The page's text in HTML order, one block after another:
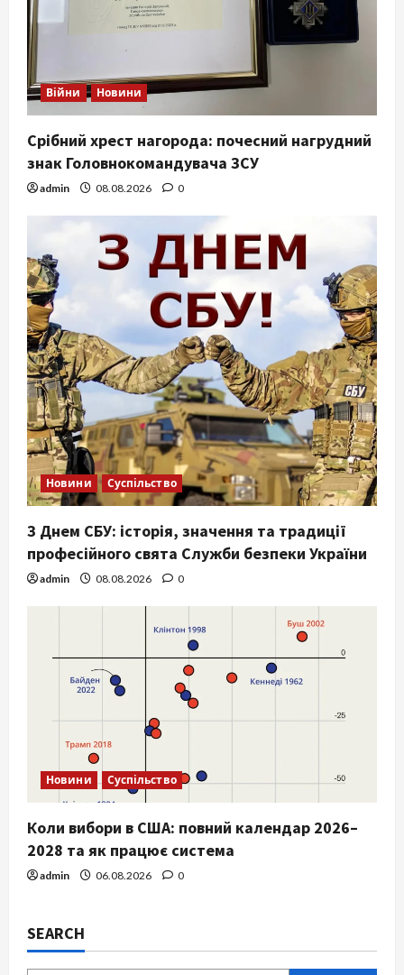
Війни Новини
Срібний хрест нагорода: почесний нагрудний
знак Головнокомандувача ЗСУ
admin 08.08.2026 0
Новини Суспільство
З Днем СБУ: історія, значення та традиції
професійного свята Служби безпеки України
admin 08.08.2026 0
Новини Суспільство
Коли вибори в США: повний календар 2026–
2028 та як працює система
admin 06.08.2026 0
SEARCH